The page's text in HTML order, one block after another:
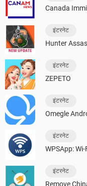
Canada
इंटरनेट
Hunter
इंटरनेट
ZEPETO
इंटरनेट
Omegle
इंटरनेट
WPSApp:
इंटरनेट
Remove